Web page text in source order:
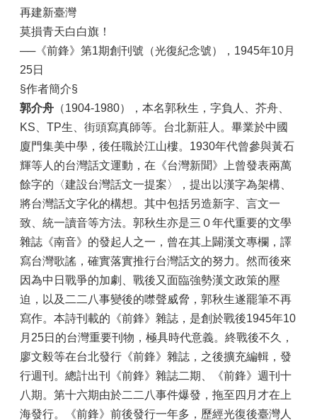
再建新臺灣
莫損青天白白旗！
──《前鋒》第1期創刊號（光復紀念號），1945年10月
25日
§作者簡介§
郭介舟 （1904-1980），本名郭秋生，字負人、芥舟、
KS、TP生、街頭寫真師等。台北新莊人。畢業於中國
廈門集美中學，後任職於江山樓。1930年代曾參與黃石
輝等人的台灣話文運動，在《台灣新聞》上曾發表兩萬
餘字的〈建設台灣話文一提案〉，提出以漢字為架構、
將台灣話文字化的構想。其中包括另造新字、言文一
致、統一讀音等方法。郭秋生亦是三０年代重要的文學
雜誌《南音》的發起人之一，曾在其上闢漢文專欄，譯
寫台灣歌謠，確實落實推行台灣話文的努力。然而後來
因為中日戰爭的加劇、戰後又面臨強勢漢文政策的壓
迫，以及二二八事變後的噤聲威脅，郭秋生遂罷筆不再
寫作。本詩刊載的《前鋒》雜誌，是創於戰後1945年10
月25日的台灣重要刊物，極具時代意義。終戰後不久，
廖文毅等在台北發行《前鋒》雜誌，之後擴充編輯，發
行週刊。總計出刊《前鋒》雜誌二期、《前鋒》週刊十
八期。第十六期由於二二八事件爆發，拖至四月才在上
海發行。《前鋒》前後發行一年多，歷經光復後臺灣人